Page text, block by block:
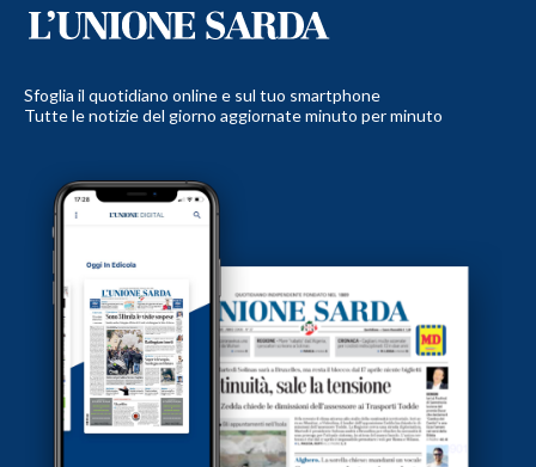
Sfoglia il quotidiano online e sul tuo smartphone
Tutte le notizie del giorno aggiornate minuto per minuto